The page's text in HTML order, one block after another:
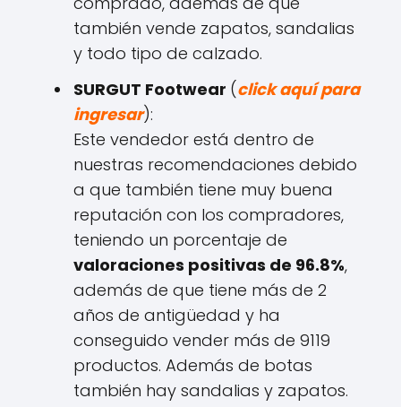
también vende zapatos, sandalias
y todo tipo de calzado.
SURGUT Footwear (click aquí para
ingresar):
Este vendedor está dentro de
nuestras recomendaciones debido
a que también tiene muy buena
reputación con los compradores,
teniendo un porcentaje de
valoraciones positivas de 96.8%,
además de que tiene más de 2
años de antigüedad y ha
conseguido vender más de 9119
productos. Además de botas
también hay sandalias y zapatos.